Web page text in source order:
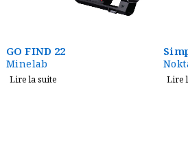
GO FIND 22
Minelab
Lire la suite Lire